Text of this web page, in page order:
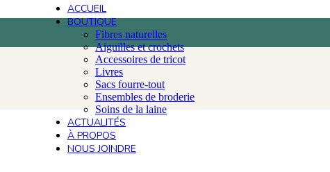
ACCUEIL
BOUTIQUE
Fibres naturelles
Aiguilles et crochets
Accessoires de tricot
Livres
Sacs fourre-tout
Ensembles de broderie
Soins de la laine
ACTUALITÉS
À PROPOS
NOUS JOINDRE